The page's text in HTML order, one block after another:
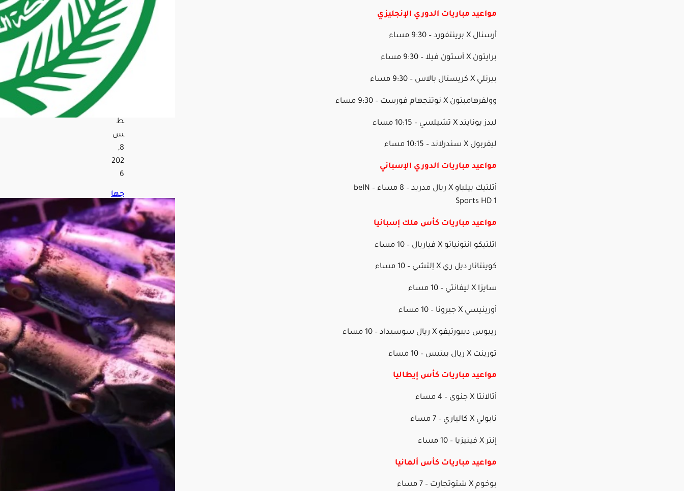
مواعيد مباريات الدوري الإنجليزي
أرسنال X برينتفورد – 9:30 مساء
برايتون X أستون فيلا – 9:30 مساء
بيرنلي X كريستال بالاس – 9:30 مساء
وولفرهامبتون X نوتنجهام فورست – 9:30 مساء
ليدز يونايتد X تشيلسي – 10:15 مساء
ليفربول X سندرلاند – 10:15 مساء
مواعيد مباريات الدوري الإسباني
أتلتيك بيلباو X ريال مدريد – 8 مساء – beIN
Sports HD 1
مواعيد مباريات كأس ملك إسبانيا
اتلتيكو انتونياتو X فياريال – 10 مساء
كوينتانار ديل ري X إلتشي – 10 مساء
سايزا X ليفانتي – 10 مساء
أورينيسي X جيرونا – 10 مساء
رييوس ديبورتيفو X ريال سوسيداد – 10 مساء
تورينت X ريال بيتيس – 10 مساء
مواعيد مباريات كأس إيطاليا
أتالانتا X جنوى – 4 مساء
نابولي X كالياري – 7 مساء
إنتر X فينيزيا – 10 مساء
مواعيد مباريات كأس ألمانيا
بوخوم X شتوتجارت – 7 مساء
منا
طق
الم
ملك
خلا
ل
أسب
وع
ط
س
8,
202
6
جها
ز
الذك
اء
الا
ص
طنا
عي
من
“أوب
ن
إيه
آي”
سي
كو
ن
بحج
م
قر
ص
أغ
8,
202